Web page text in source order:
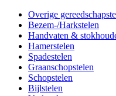
Overige
Bezem-/Harkstelen
Handvaten &
Hamerstelen
Spadestelen
Graanschopstelen
Schopstelen
Bijlstelen